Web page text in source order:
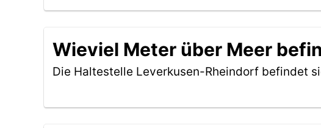
Wieviel Meter über Meer
Die Haltestelle Leverkusen-Rheindorf befindet